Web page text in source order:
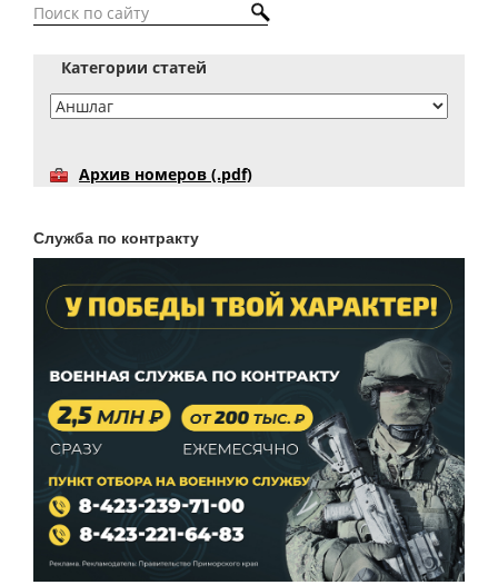
Категории статей
Архив номеров (.pdf)
Служба по контракту